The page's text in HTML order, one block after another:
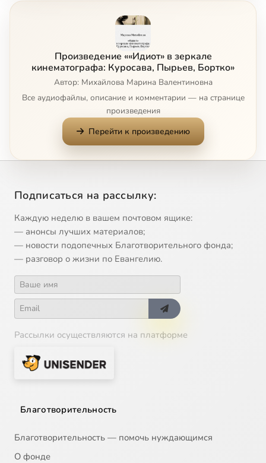
Произведение ««Идиот» в зеркале
кинематографа: Куросава, Пырьев, Бортко»
Автор: Михайлова Марина Валентиновна
Все аудиофайлы, описание и комментарии — на странице
произведения
Перейти к произведению
Подписаться на рассылку:
Каждую неделю в вашем почтовом ящике:
— анонсы лучших материалов;
— новости подопечных Благотворительного фонда;
— разговор о жизни по Евангелию.
Рассылки осуществляются на платформе
Благотворительность
Благотворительность — помочь нуждающимся
О фонде